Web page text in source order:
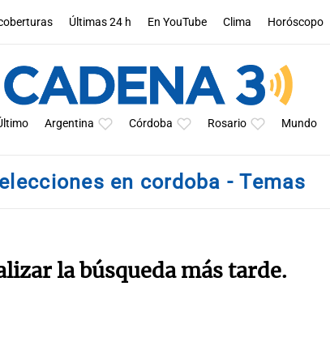
Últimas 24 h En YouTube Clima Horóscopo
Argentina Córdoba Rosario Mundo
elecciones en cordoba - Temas
la búsqueda más tarde.